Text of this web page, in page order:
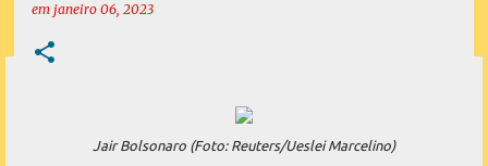
em janeiro 06, 2023
Jair Bolsonaro (Foto: Reuters/Ueslei Marcelino)